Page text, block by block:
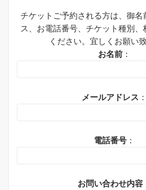
チケットご予約される方は、御名
ス、お電話番号、チケット種別、
ください。宜しくお願い
お名前 ：
メールアドレス ：
電話番号 ：
お問い合わせ内容